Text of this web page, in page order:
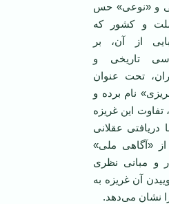
و «نوعی» حس
ملت و کشور که
از آن، بر
تاریخی و
تحت عنوان
نام برده و
تفاوت این غریزه
عقلانی
«آگاهی ملی»
و مبانی نظری
آن غریزه به
نشان می‌دهد.